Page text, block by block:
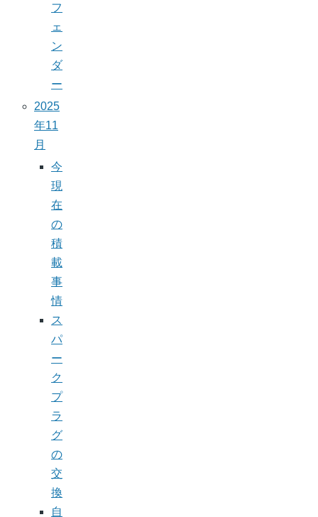
フ
ェ
ン
ダ
ー
2025
年11
月
今
現
在
の
積
載
事
情
ス
パ
ー
ク
プ
ラ
グ
の
交
換
自